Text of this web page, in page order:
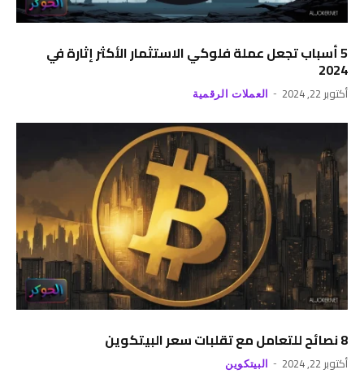
5 أسباب تجعل عملة فلوكي الاستثمار الأكثر إثارة في
2024
أكتوبر 22, 2024 العملات الرقمية
8 نصائح للتعامل مع تقلبات سعر البيتكوين
أكتوبر 22, 2024 البيتكوين